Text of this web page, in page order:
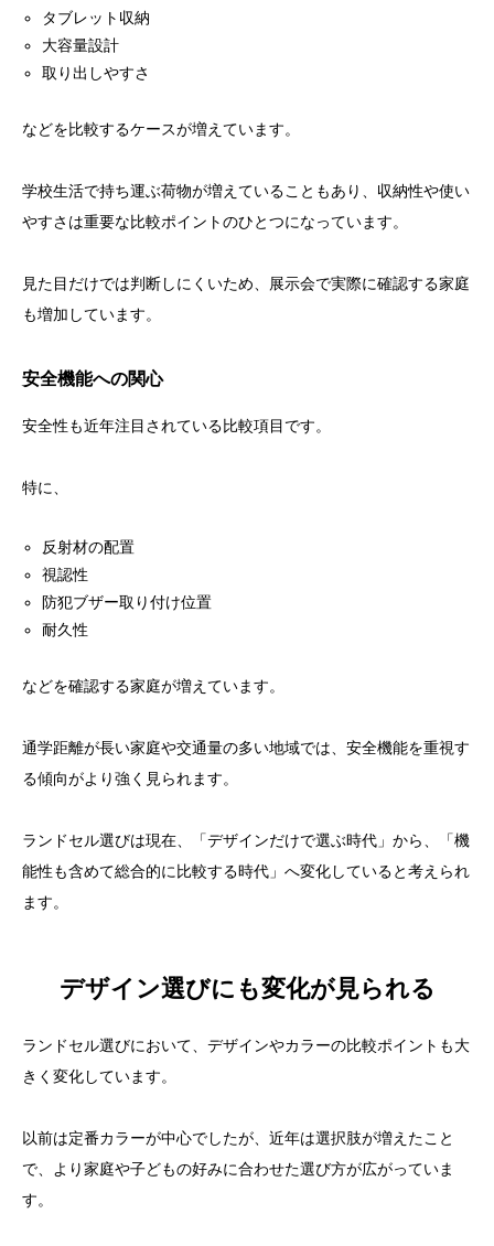
タブレット収納
大容量設計
取り出しやすさ
などを比較するケースが増えています。
学校生活で持ち運ぶ荷物が増えていることもあり、収納性や使い
やすさは重要な比較ポイントのひとつになっています。
見た目だけでは判断しにくいため、展示会で実際に確認する家庭
も増加しています。
安全機能への関心
安全性も近年注目されている比較項目です。
特に、
反射材の配置
視認性
防犯ブザー取り付け位置
耐久性
などを確認する家庭が増えています。
通学距離が長い家庭や交通量の多い地域では、安全機能を重視す
る傾向がより強く見られます。
ランドセル選びは現在、「デザインだけで選ぶ時代」から、「機
能性も含めて総合的に比較する時代」へ変化していると考えられ
ます。
デザイン選びにも変化が見られる
ランドセル選びにおいて、デザインやカラーの比較ポイントも大
きく変化しています。
以前は定番カラーが中心でしたが、近年は選択肢が増えたこと
で、より家庭や子どもの好みに合わせた選び方が広がっていま
す。